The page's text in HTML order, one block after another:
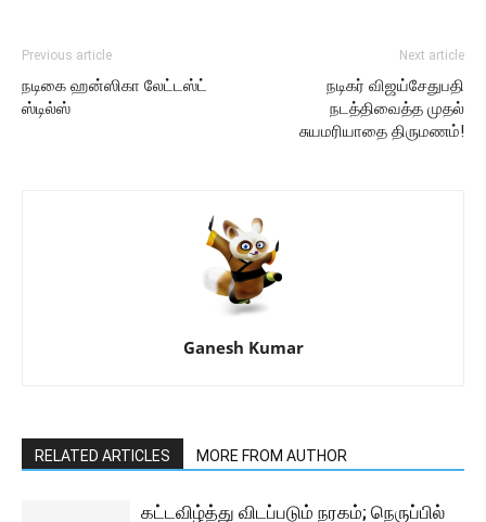
Previous article
நடிகை ஹன்ஸிகா லேட்டஸ்ட்
ஸ்டில்ஸ்
Next article
நடிகர் விஜய்சேதுபதி
நடத்திவைத்த முதல்
சுயமரியாதை திருமணம்!
Ganesh Kumar
RELATED ARTICLES MORE FROM AUTHOR
கட்டவிழ்த்து விடப்படும் நரகம்; நெருப்பில்